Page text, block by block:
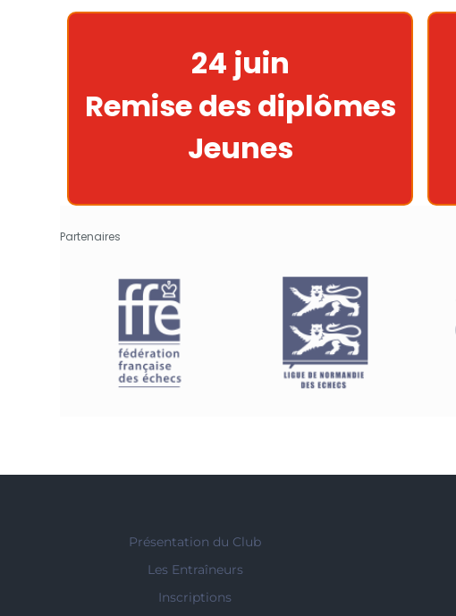
24 juin
Remise des diplômes
Jeunes
Partenaires
Présentation du Club
Les Entraîneurs
Inscriptions